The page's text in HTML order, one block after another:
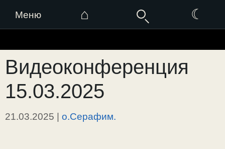
Меню ⌂ ☾
к
содержимому
Видеоконференция
15.03.2025
21.03.2025 | о.Серафим.